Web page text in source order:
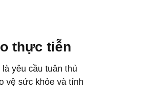
thực tiễn
yêu cầu tuân thủ
vệ sức khỏe và tính